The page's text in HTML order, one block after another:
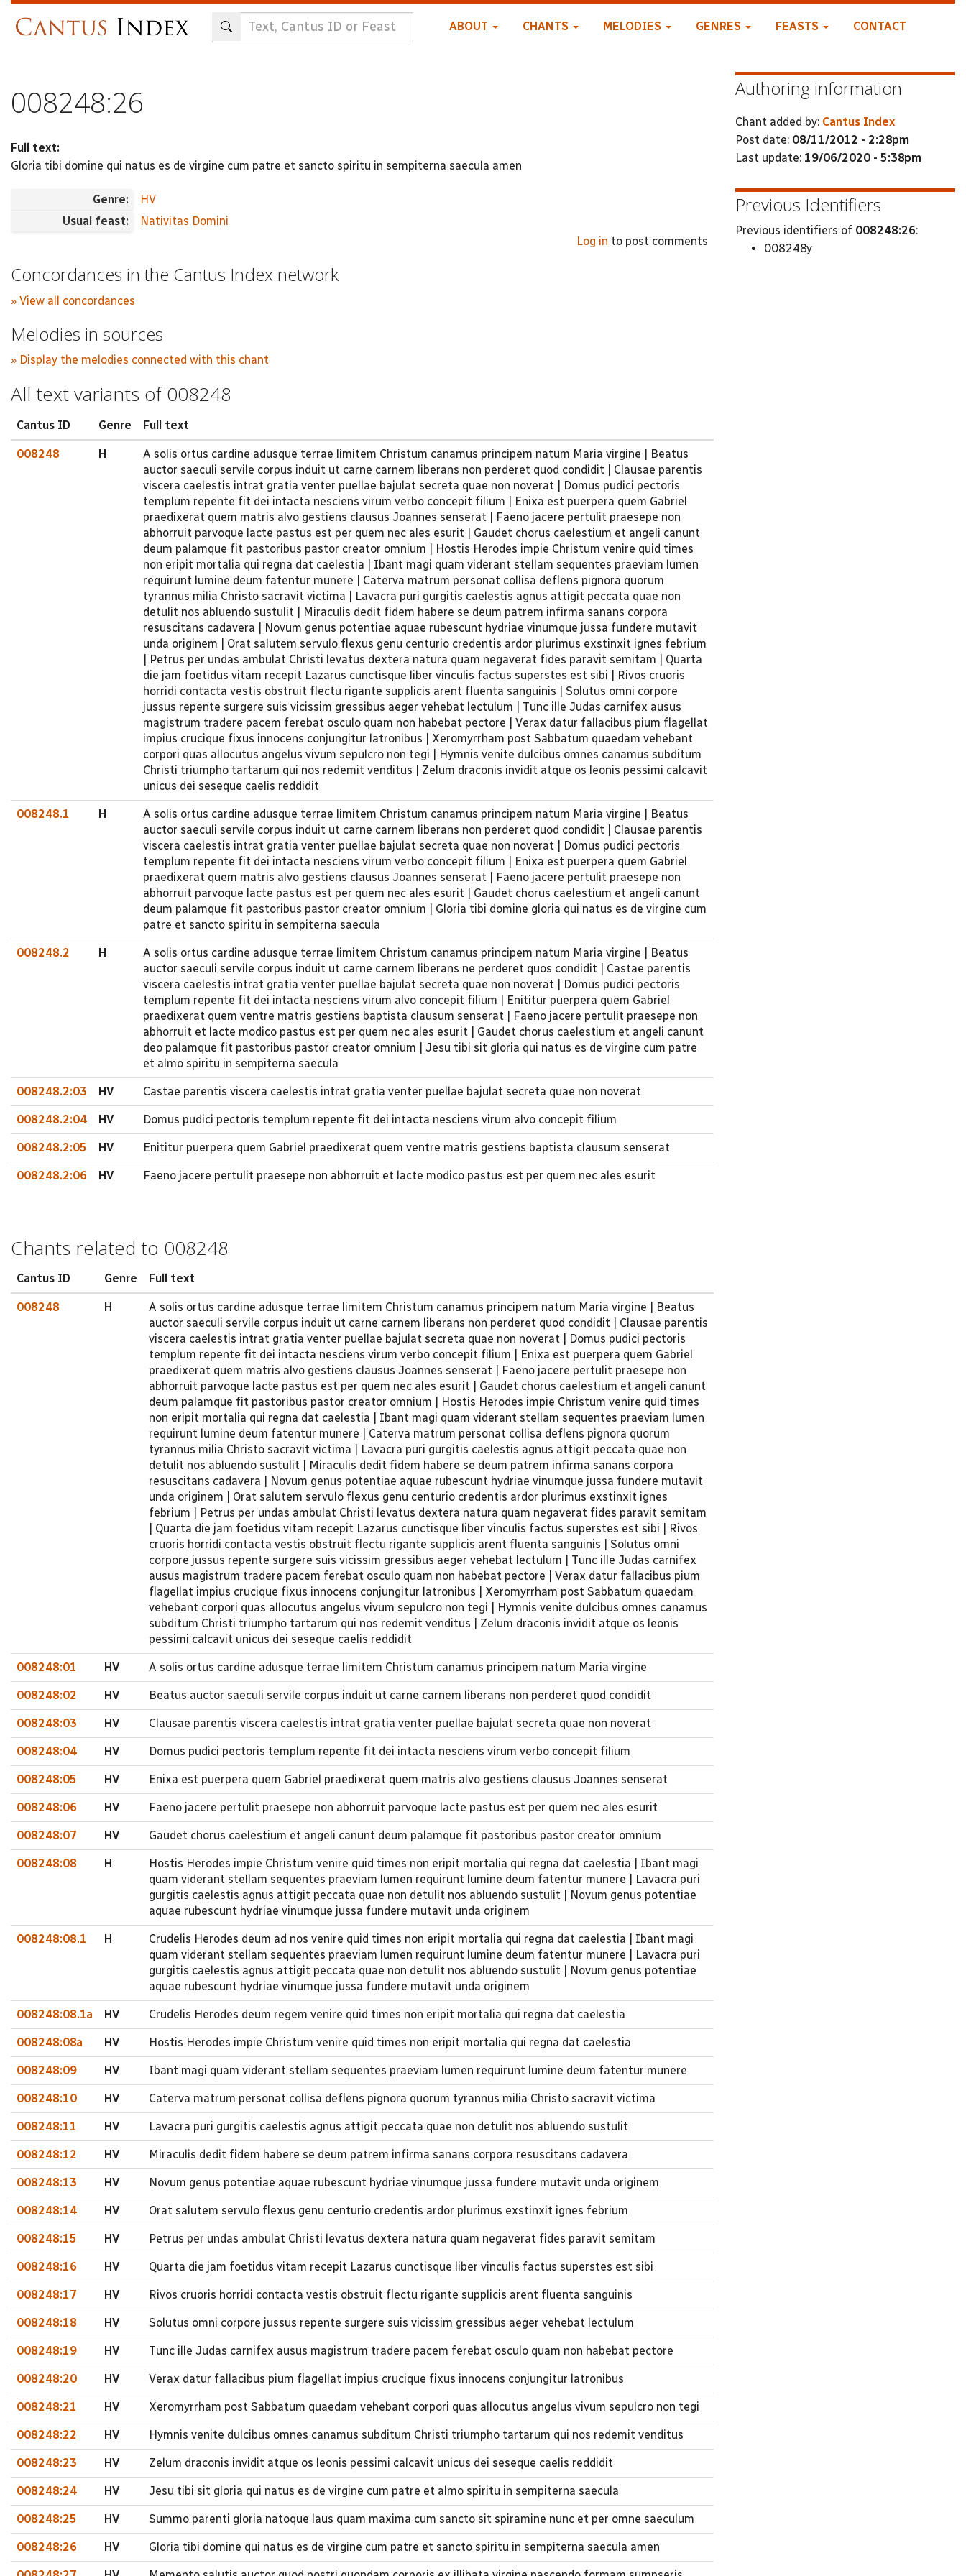
ABOUT CHANTS MELODIES GENRES FEASTS CONTACT
008248:26
Full text:
Gloria tibi domine qui natus es de virgine cum patre et sancto spiritu in sempiterna saecula amen
Genre:
HV
Usual feast:
Nativitas Domini
Log in to post comments
Concordances in the Cantus Index network
» View all concordances
Melodies in sources
» Display the melodies connected with this chant
All text variants of 008248
Cantus ID Genre Full text
008248 H
A solis ortus cardine adusque terrae limitem Christum canamus principem natum Maria virgine | Beatus
auctor saeculi servile corpus induit ut carne carnem liberans non perderet quod condidit | Clausae parentis
viscera caelestis intrat gratia venter puellae bajulat secreta quae non noverat | Domus pudici pectoris
templum repente fit dei intacta nesciens virum verbo concepit filium | Enixa est puerpera quem Gabriel
praedixerat quem matris alvo gestiens clausus Joannes senserat | Faeno jacere pertulit praesepe non
abhorruit parvoque lacte pastus est per quem nec ales esurit | Gaudet chorus caelestium et angeli canunt
deum palamque fit pastoribus pastor creator omnium | Hostis Herodes impie Christum venire quid times
non eripit mortalia qui regna dat caelestia | Ibant magi quam viderant stellam sequentes praeviam lumen
requirunt lumine deum fatentur munere | Caterva matrum personat collisa deflens pignora quorum
tyrannus milia Christo sacravit victima | Lavacra puri gurgitis caelestis agnus attigit peccata quae non
detulit nos abluendo sustulit | Miraculis dedit fidem habere se deum patrem infirma sanans corpora
resuscitans cadavera | Novum genus potentiae aquae rubescunt hydriae vinumque jussa fundere mutavit
unda originem | Orat salutem servulo flexus genu centurio credentis ardor plurimus exstinxit ignes febrium
| Petrus per undas ambulat Christi levatus dextera natura quam negaverat fides paravit semitam | Quarta
die jam foetidus vitam recepit Lazarus cunctisque liber vinculis factus superstes est sibi | Rivos cruoris
horridi contacta vestis obstruit flectu rigante supplicis arent fluenta sanguinis | Solutus omni corpore
jussus repente surgere suis vicissim gressibus aeger vehebat lectulum | Tunc ille Judas carnifex ausus
magistrum tradere pacem ferebat osculo quam non habebat pectore | Verax datur fallacibus pium flagellat
impius crucique fixus innocens conjungitur latronibus | Xeromyrrham post Sabbatum quaedam vehebant
corpori quas allocutus angelus vivum sepulcro non tegi | Hymnis venite dulcibus omnes canamus subditum
Christi triumpho tartarum qui nos redemit venditus | Zelum draconis invidit atque os leonis pessimi calcavit
unicus dei seseque caelis reddidit
008248.1 H
A solis ortus cardine adusque terrae limitem Christum canamus principem natum Maria virgine | Beatus
auctor saeculi servile corpus induit ut carne carnem liberans non perderet quod condidit | Clausae parentis
viscera caelestis intrat gratia venter puellae bajulat secreta quae non noverat | Domus pudici pectoris
templum repente fit dei intacta nesciens virum verbo concepit filium | Enixa est puerpera quem Gabriel
praedixerat quem matris alvo gestiens clausus Joannes senserat | Faeno jacere pertulit praesepe non
abhorruit parvoque lacte pastus est per quem nec ales esurit | Gaudet chorus caelestium et angeli canunt
deum palamque fit pastoribus pastor creator omnium | Gloria tibi domine gloria qui natus es de virgine cum
patre et sancto spiritu in sempiterna saecula
008248.2 H
A solis ortus cardine adusque terrae limitem Christum canamus principem natum Maria virgine | Beatus
auctor saeculi servile corpus induit ut carne carnem liberans ne perderet quos condidit | Castae parentis
viscera caelestis intrat gratia venter puellae bajulat secreta quae non noverat | Domus pudici pectoris
templum repente fit dei intacta nesciens virum alvo concepit filium | Enititur puerpera quem Gabriel
praedixerat quem ventre matris gestiens baptista clausum senserat | Faeno jacere pertulit praesepe non
abhorruit et lacte modico pastus est per quem nec ales esurit | Gaudet chorus caelestium et angeli canunt
deo palamque fit pastoribus pastor creator omnium | Jesu tibi sit gloria qui natus es de virgine cum patre
et almo spiritu in sempiterna saecula
008248.2:03 HV Castae parentis viscera caelestis intrat gratia venter puellae bajulat secreta quae non noverat
008248.2:04 HV Domus pudici pectoris templum repente fit dei intacta nesciens virum alvo concepit filium
008248.2:05 HV Enititur puerpera quem Gabriel praedixerat quem ventre matris gestiens baptista clausum senserat
008248.2:06 HV Faeno jacere pertulit praesepe non abhorruit et lacte modico pastus est per quem nec ales esurit
Chants related to 008248
Cantus ID Genre Full text
008248 H
A solis ortus cardine adusque terrae limitem Christum canamus principem natum Maria virgine | Beatus
auctor saeculi servile corpus induit ut carne carnem liberans non perderet quod condidit | Clausae parentis
viscera caelestis intrat gratia venter puellae bajulat secreta quae non noverat | Domus pudici pectoris
templum repente fit dei intacta nesciens virum verbo concepit filium | Enixa est puerpera quem Gabriel
praedixerat quem matris alvo gestiens clausus Joannes senserat | Faeno jacere pertulit praesepe non
abhorruit parvoque lacte pastus est per quem nec ales esurit | Gaudet chorus caelestium et angeli canunt
deum palamque fit pastoribus pastor creator omnium | Hostis Herodes impie Christum venire quid times
non eripit mortalia qui regna dat caelestia | Ibant magi quam viderant stellam sequentes praeviam lumen
requirunt lumine deum fatentur munere | Caterva matrum personat collisa deflens pignora quorum
tyrannus milia Christo sacravit victima | Lavacra puri gurgitis caelestis agnus attigit peccata quae non
detulit nos abluendo sustulit | Miraculis dedit fidem habere se deum patrem infirma sanans corpora
resuscitans cadavera | Novum genus potentiae aquae rubescunt hydriae vinumque jussa fundere mutavit
unda originem | Orat salutem servulo flexus genu centurio credentis ardor plurimus exstinxit ignes
febrium | Petrus per undas ambulat Christi levatus dextera natura quam negaverat fides paravit semitam
| Quarta die jam foetidus vitam recepit Lazarus cunctisque liber vinculis factus superstes est sibi | Rivos
cruoris horridi contacta vestis obstruit flectu rigante supplicis arent fluenta sanguinis | Solutus omni
corpore jussus repente surgere suis vicissim gressibus aeger vehebat lectulum | Tunc ille Judas carnifex
ausus magistrum tradere pacem ferebat osculo quam non habebat pectore | Verax datur fallacibus pium
flagellat impius crucique fixus innocens conjungitur latronibus | Xeromyrrham post Sabbatum quaedam
vehebant corpori quas allocutus angelus vivum sepulcro non tegi | Hymnis venite dulcibus omnes canamus
subditum Christi triumpho tartarum qui nos redemit venditus | Zelum draconis invidit atque os leonis
pessimi calcavit unicus dei seseque caelis reddidit
008248:01 HV A solis ortus cardine adusque terrae limitem Christum canamus principem natum Maria virgine
008248:02 HV Beatus auctor saeculi servile corpus induit ut carne carnem liberans non perderet quod condidit
008248:03 HV Clausae parentis viscera caelestis intrat gratia venter puellae bajulat secreta quae non noverat
008248:04 HV Domus pudici pectoris templum repente fit dei intacta nesciens virum verbo concepit filium
008248:05 HV Enixa est puerpera quem Gabriel praedixerat quem matris alvo gestiens clausus Joannes senserat
008248:06 HV Faeno jacere pertulit praesepe non abhorruit parvoque lacte pastus est per quem nec ales esurit
008248:07 HV Gaudet chorus caelestium et angeli canunt deum palamque fit pastoribus pastor creator omnium
008248:08 H
Hostis Herodes impie Christum venire quid times non eripit mortalia qui regna dat caelestia | Ibant magi
quam viderant stellam sequentes praeviam lumen requirunt lumine deum fatentur munere | Lavacra puri
gurgitis caelestis agnus attigit peccata quae non detulit nos abluendo sustulit | Novum genus potentiae
aquae rubescunt hydriae vinumque jussa fundere mutavit unda originem
008248:08.1 H
Crudelis Herodes deum ad nos venire quid times non eripit mortalia qui regna dat caelestia | Ibant magi
quam viderant stellam sequentes praeviam lumen requirunt lumine deum fatentur munere | Lavacra puri
gurgitis caelestis agnus attigit peccata quae non detulit nos abluendo sustulit | Novum genus potentiae
aquae rubescunt hydriae vinumque jussa fundere mutavit unda originem
008248:08.1a HV Crudelis Herodes deum regem venire quid times non eripit mortalia qui regna dat caelestia
008248:08a HV Hostis Herodes impie Christum venire quid times non eripit mortalia qui regna dat caelestia
008248:09 HV Ibant magi quam viderant stellam sequentes praeviam lumen requirunt lumine deum fatentur munere
008248:10 HV Caterva matrum personat collisa deflens pignora quorum tyrannus milia Christo sacravit victima
008248:11 HV Lavacra puri gurgitis caelestis agnus attigit peccata quae non detulit nos abluendo sustulit
008248:12 HV Miraculis dedit fidem habere se deum patrem infirma sanans corpora resuscitans cadavera
008248:13 HV Novum genus potentiae aquae rubescunt hydriae vinumque jussa fundere mutavit unda originem
008248:14 HV Orat salutem servulo flexus genu centurio credentis ardor plurimus exstinxit ignes febrium
008248:15 HV Petrus per undas ambulat Christi levatus dextera natura quam negaverat fides paravit semitam
008248:16 HV Quarta die jam foetidus vitam recepit Lazarus cunctisque liber vinculis factus superstes est sibi
008248:17 HV Rivos cruoris horridi contacta vestis obstruit flectu rigante supplicis arent fluenta sanguinis
008248:18 HV Solutus omni corpore jussus repente surgere suis vicissim gressibus aeger vehebat lectulum
008248:19 HV Tunc ille Judas carnifex ausus magistrum tradere pacem ferebat osculo quam non habebat pectore
008248:20 HV Verax datur fallacibus pium flagellat impius crucique fixus innocens conjungitur latronibus
008248:21 HV Xeromyrrham post Sabbatum quaedam vehebant corpori quas allocutus angelus vivum sepulcro non tegi
008248:22 HV Hymnis venite dulcibus omnes canamus subditum Christi triumpho tartarum qui nos redemit venditus
008248:23 HV Zelum draconis invidit atque os leonis pessimi calcavit unicus dei seseque caelis reddidit
008248:24 HV Jesu tibi sit gloria qui natus es de virgine cum patre et almo spiritu in sempiterna saecula
008248:25 HV Summo parenti gloria natoque laus quam maxima cum sancto sit spiramine nunc et per omne saeculum
008248:26 HV Gloria tibi domine qui natus es de virgine cum patre et sancto spiritu in sempiterna saecula amen
Authoring information
Chant added by: Cantus Index
Post date: 08/11/2012 - 2:28pm
Last update: 19/06/2020 - 5:38pm
Previous Identifiers
Previous identifiers of 008248:26:
008248y